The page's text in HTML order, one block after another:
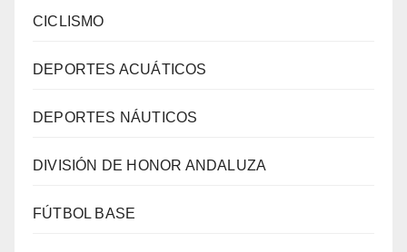
CICLISMO
DEPORTES ACUÁTICOS
DEPORTES NÁUTICOS
DIVISIÓN DE HONOR ANDALUZA
FÚTBOL BASE